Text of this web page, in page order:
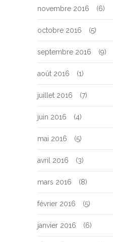
novembre 2016 (6)
octobre 2016 (5)
septembre 2016 (9)
août 2016 (1)
juillet 2016 (7)
juin 2016 (4)
mai 2016 (5)
avril 2016 (3)
mars 2016 (8)
février 2016 (5)
janvier 2016 (6)